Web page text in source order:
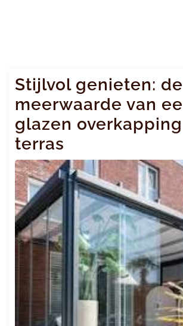
Stijlvol genieten: de
meerwaarde van
glazen
terras